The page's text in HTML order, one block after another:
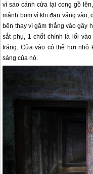
vì sao cánh cửa lại cong gồ
mảnh bom vì khi đạn văng vào,
bên thay vì găm thẳng vào gây
sắt phụ, 1 chốt chính là lối
tráng. Cửa vào có thể hơi
sáng của nó.